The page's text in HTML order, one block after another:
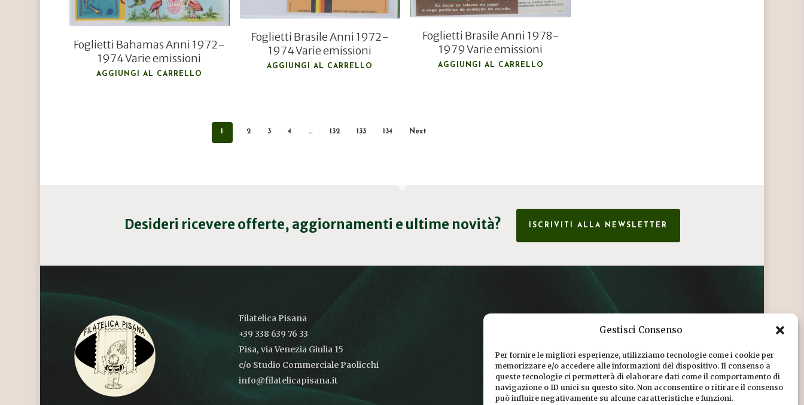
Gestisci Consenso
Per fornire le migliori esperienze, utilizziamo tecnologie come i cookie per
memorizzare e/o accedere alle informazioni del dispositivo. Il consenso a
queste tecnologie ci permetterà di elaborare dati come il comportamento di
navigazione o ID unici su questo sito. Non acconsentire o ritirare il consenso
può influire negativamente su alcune caratteristiche e funzioni.
Foglietti Bahamas Anni 1972-
1974 Varie emissioni
AGGIUNGI AL CARRELLO
Foglietti Brasile Anni 1972-
1974 Varie emissioni
AGGIUNGI AL CARRELLO
Foglietti Brasile Anni 1978-
1979 Varie emissioni
AGGIUNGI AL CARRELLO
1 2 3 4 … 132 133 134 Next
Desideri ricevere offerte, aggiornamenti e ultime novità? ISCRIVITI ALLA NEWSLETTER
Filatelica Pisana
+39 338 639 76 33
Pisa, via Venezia Giulia 15
c/o Studio Commerciale Paolicchi
info@filatelicapisana.it
COOKIE POLICY
DICONO DI NOI
CHI SIAMO